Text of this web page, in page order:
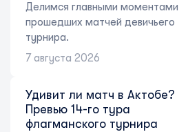
Делимся главными моментами
прошедших матчей девичьего
турнира.
7 августа 2026
Удивит ли матч в Актобе?
Превью 14-го тура
флагманского турнира